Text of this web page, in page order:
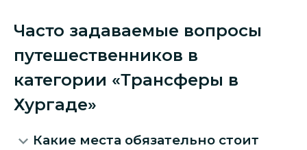
Часто задаваемые вопросы
путешественников в
категории «Трансферы в
Хургаде»
Какие места обязательно стоит